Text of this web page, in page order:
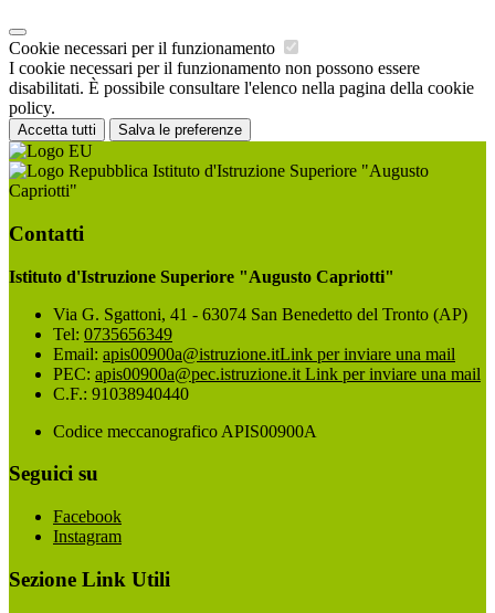
Cookie necessari per il funzionamento
I cookie necessari per il funzionamento non possono essere
disabilitati. È possibile consultare l'elenco nella pagina della cookie
policy.
Accetta tutti Salva le preferenze
Istituto d'Istruzione Superiore "Augusto
Capriotti"
Contatti
Istituto d'Istruzione Superiore "Augusto Capriotti"
Via G. Sgattoni, 41 - 63074 San Benedetto del Tronto (AP)
Tel: 0735656349
Email: apis00900a@istruzione.itLink per inviare una mail
PEC: apis00900a@pec.istruzione.it Link per inviare una mail
C.F.: 91038940440
Codice meccanografico APIS00900A
Seguici su
Facebook
Instagram
Sezione Link Utili